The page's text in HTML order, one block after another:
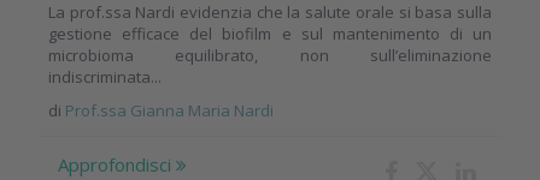
La prof.ssa Nardi evidenzia che la salute orale si basa sulla
gestione efficace del biofilm e sul mantenimento di un
microbioma equilibrato, non sull’eliminazione
indiscriminata...
di Prof.ssa Gianna Maria Nardi
Approfondisci